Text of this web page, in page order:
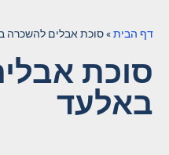
דף הבית»סוכת אבלים להשכרה
סוכת
באלעד